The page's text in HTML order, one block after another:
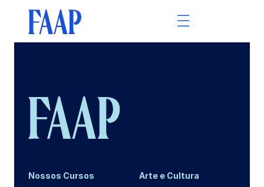
Nossos Cursos Arte e Cultura